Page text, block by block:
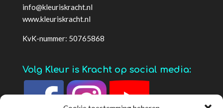
info@kleuriskracht.nl
www.kleuriskracht.nl
KvK-nummer: 50765868
Volg Kleur is Kracht op social media: